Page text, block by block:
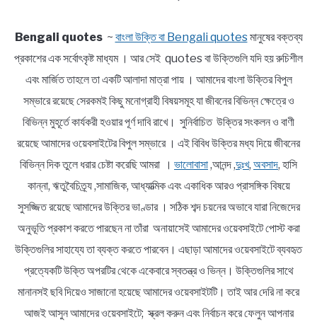
Bengali quotes~ বাংলা উক্তি বা Bengali quotesমানুষের বক্তব্য
প্রকাশের এক সর্বোৎকৃষ্ট মাধ্যম । আর সেই quotes বা উক্তিগুলি যদি হয় রুচিশীল
এবং মার্জিত তাহলে তা একটি আলাদা মাত্রা পায় । আমাদের বাংলা উক্তির বিপুল
সম্ভারে রয়েছে সেরকমই কিছু মনোগ্রাহী বিষয়সমূহ যা জীবনের বিভিন্ন ক্ষেত্রে ও
বিভিন্ন মুহূর্তে কার্যকরী হওয়ার পূর্ণ দাবি রাখে। সুনির্বাচিত উক্তির সংকলন ও বাণী
রয়েছে আমাদের ওয়েবসাইটের বিপুল সম্ভারে । এই বিবিধ উক্তির মধ্য দিয়ে জীবনের
বিভিন্ন দিক তুলে ধরার চেষ্টা করেছি আমরা । ভালোবাসা,আনন্দ ,দুঃখ, অবসাদ, হাসি
কান্না, ঋতুবৈচিত্র্য ,সামাজিক, আধ্যাত্মিক এবং একাধিক আরও প্রাসঙ্গিক বিষয়ে
সুসজ্জিত রয়েছে আমাদের উক্তির ভাণ্ডার । সঠিক শব্দ চয়নের অভাবে যারা নিজেদের
অনুভূতি প্রকাশ করতে পারছেন না তাঁরা অনায়াসেই আমাদের ওয়েবসাইটে পোস্ট করা
উক্তিগুলির সাহায্যে তা ব্যক্ত করতে পারবেন। এছাড়া আমাদের ওয়েবসাইটে ব্যবহৃত
প্রত্যেকটি উক্তি অপরটির থেকে একেবারে স্বতন্ত্র ও ভিন্ন। উক্তিগুলির সাথে
মানানসই ছবি দিয়েও সাজানো হয়েছে আমাদের ওয়েবসাইটটি। তাই আর দেরি না করে
আজই আসুন আমাদের ওয়েবসাইটে; স্ক্রল করুন এবং নির্বাচন করে ফেলুন আপনার